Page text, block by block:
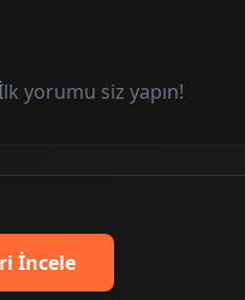
yorumu siz yapın!
İncele